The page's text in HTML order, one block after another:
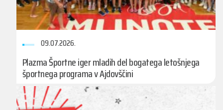
09.07.2026.
Plazma Športne iger mladih del bogatega letošnjega
športnega programa v Ajdovščini